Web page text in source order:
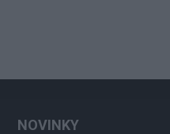
NOVINKY